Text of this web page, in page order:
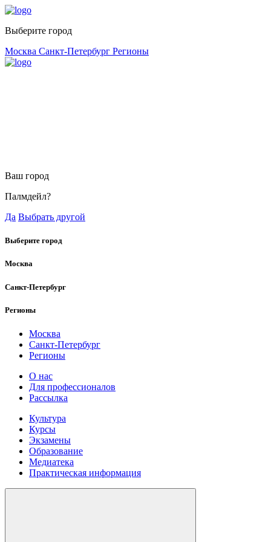
Выберите город
Москва Санкт-Петербург Регионы
Ваш город
Палмдейл?
Да Выбрать другой
Выберите город
Москва
Санкт-Петербург
Регионы
Москва
Санкт-Петербург
Регионы
О нас
Для профессионалов
Рассылка
Культура
Курсы
Экзамены
Образование
Медиатека
Практическая информация